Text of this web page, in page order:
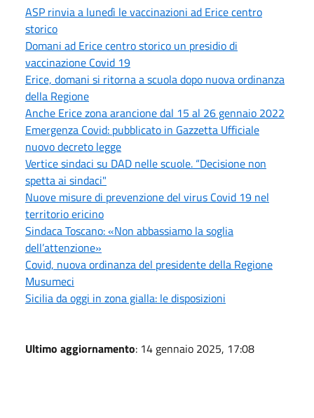
ASP rinvia a lunedì le vaccinazioni ad Erice centro
storico
Domani ad Erice centro storico un presidio di
vaccinazione Covid 19
Erice, domani si ritorna a scuola dopo nuova ordinanza
della Regione
Anche Erice zona arancione dal 15 al 26 gennaio 2022
Emergenza Covid: pubblicato in Gazzetta Ufficiale
nuovo decreto legge
Vertice sindaci su DAD nelle scuole. “Decisione non
spetta ai sindaci"
Nuove misure di prevenzione del virus Covid 19 nel
territorio ericino
Sindaca Toscano: «Non abbassiamo la soglia
dell’attenzione»
Covid, nuova ordinanza del presidente della Regione
Musumeci
Sicilia da oggi in zona gialla: le disposizioni
Ultimo aggiornamento: 14 gennaio 2025, 17:08